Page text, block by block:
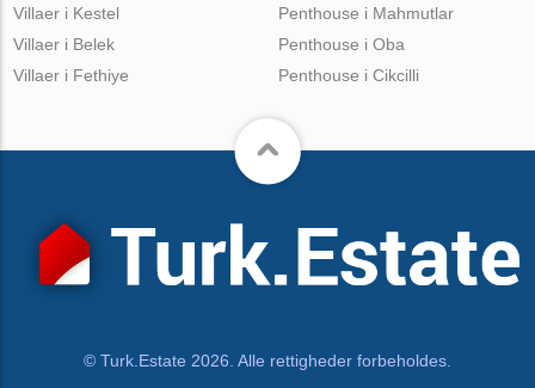
Villaer i Kestel
Villaer i Belek
Villaer i Fethiye
Penthouse i Mahmutlar
Penthouse i Oba
Penthouse i Cikcilli
© Turk.Estate 2026. Alle rettigheder forbeholdes.